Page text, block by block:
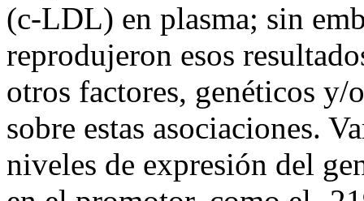
(c-LDL) en plasma; sin
reprodujeron esos
otros factores, genéticos y/
sobre estas asociaciones.
niveles de expresión del